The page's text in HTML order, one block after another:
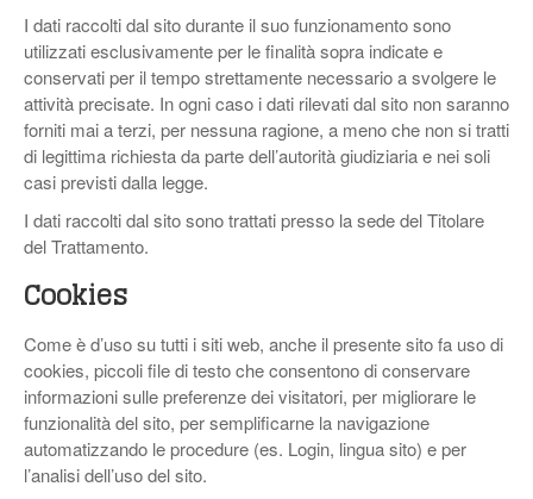
I dati raccolti dal sito durante il suo funzionamento sono
utilizzati esclusivamente per le finalità sopra indicate e
conservati per il tempo strettamente necessario a svolgere le
attività precisate. In ogni caso i dati rilevati dal sito non saranno
forniti mai a terzi, per nessuna ragione, a meno che non si tratti
di legittima richiesta da parte dell’autorità giudiziaria e nei soli
casi previsti dalla legge.
I dati raccolti dal sito sono trattati presso la sede del Titolare
del Trattamento.
Cookies
Come è d’uso su tutti i siti web, anche il presente sito fa uso di
cookies, piccoli file di testo che consentono di conservare
informazioni sulle preferenze dei visitatori, per migliorare le
funzionalità del sito, per semplificarne la navigazione
automatizzando le procedure (es. Login, lingua sito) e per
l’analisi dell’uso del sito.